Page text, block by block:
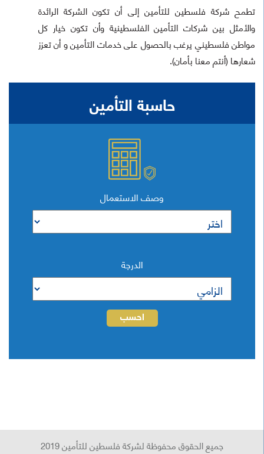
تطمح شركة فلسطين للتأمين إلى أن تكون الشركة الرائدة
والأمثل بين شركات التأمين الفلسطينية وأن تكون خيار كل
مواطن فلسطيني يرغب بالحصول على خدمات التأمين و أن تعزز
شعارها (أنتم معنا بأمان).
حاسبة التأمين
وصف الاستعمال
الدرجة
احسب
جميع الحقوق محفوظة لشركة فلسطين للتأمين 2019